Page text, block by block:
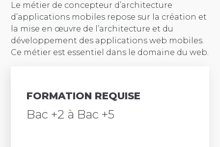
Le métier de concepteur d’architecture
d’applications mobiles repose sur la création et
la mise en œuvre de l’architecture et du
développement des applications web mobiles.
Ce métier est essentiel dans le domaine du web.
FORMATION REQUISE
Bac +2 à Bac +5